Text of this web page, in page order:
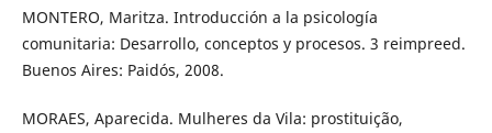
MONTERO, Maritza. Introducción a la psicología
comunitaria: Desarrollo, conceptos y procesos. 3 reimpreed.
Buenos Aires: Paidós, 2008.
MORAES, Aparecida. Mulheres da Vila: prostituição,